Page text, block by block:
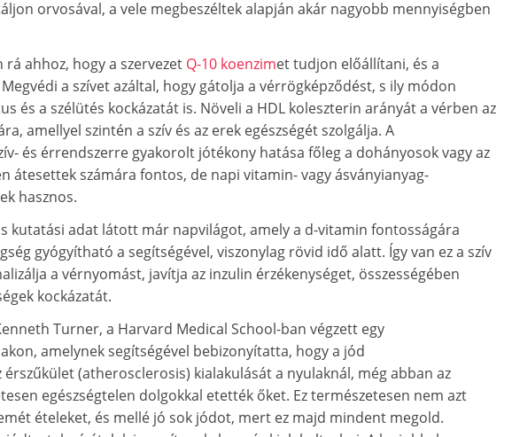
orvosával, a vele megbeszéltek alapján akár nagyobb mennyiségben
rá ahhoz, hogy a szervezet Q-10 koenzimet tudjon előállítani, és a
a szívet azáltal, hogy gátolja a vérrögképződést, s ily módon
és a szélütés kockázatát is. Növeli a HDL koleszterin arányát a vérben az
amellyel szintén a szív és az erek egészségét szolgálja. A
és érrendszerre gyakorolt jótékony hatása főleg a dohányosok vagy az
átesettek számára fontos, de napi vitamin- vagy ásványianyag-
hasznos.
kutatási adat látott már napvilágot, amely a d-vitamin fontosságára
gyógyítható a segítségével, viszonylag rövid idő alatt. Így van ez a szív
a vérnyomást, javítja az inzulin érzékenységet, összességében
kockázatát.
Turner, a Harvard Medical School-ban végzett egy
amelynek segítségével bebizonyítatta, hogy a jód
érszűkület (atherosclerosis) kialakulását a nyulaknál, még abban az
egészségtelen dolgokkal etették őket. Ez természetesen nem azt
ételeket, és mellé jó sok jódot, mert ez majd mindent megold.